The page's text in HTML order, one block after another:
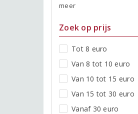
meer
Zoek op prijs
Tot 8 euro
Van 8 tot 10 euro
Van 10 tot 15 euro
Van 15 tot 30 euro
Vanaf 30 euro